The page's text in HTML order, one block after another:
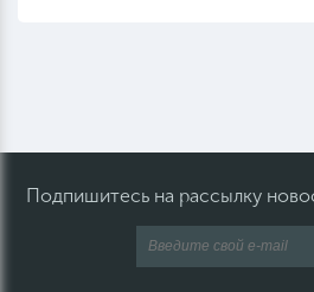
Подпишитесь на рассылку